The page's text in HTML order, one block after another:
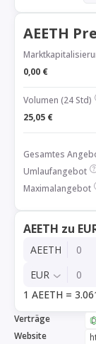
AEETH
0,00 €
Volumen (24 Std)
25,05 €
Gesamtes
Umlaufangebot
Maximalangebot
AEETH zu
AEETH
EUR
1 AEETH =
Verträge
Website